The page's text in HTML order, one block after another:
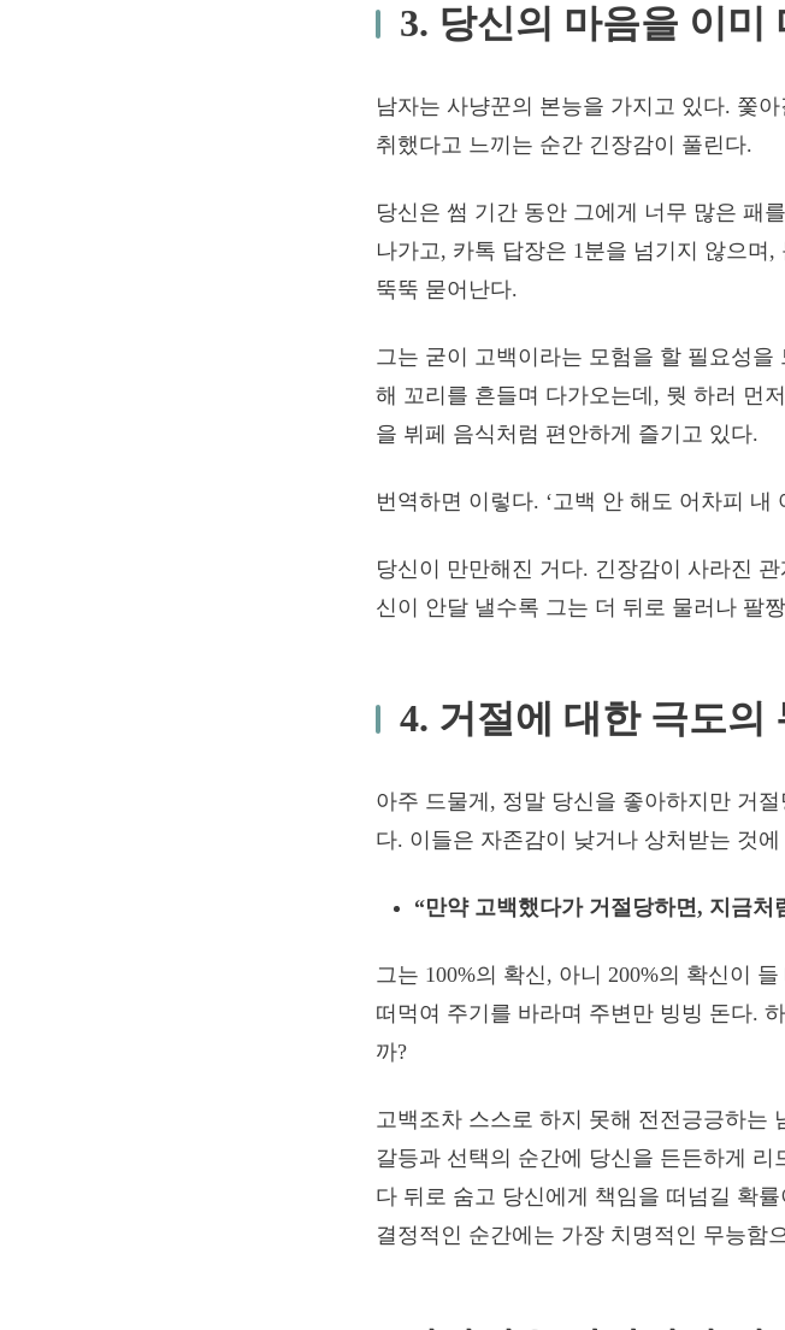
3. 당신의 마음을 이미
남자는 사냥꾼의 본능을 가지고 있다. 쫓
취했다고 느끼는 순간 긴장감이 풀린다.
당신은 썸 기간 동안 그에게 너무 많은 패
나가고, 카톡 답장은 1분을 넘기지 않으며,
뚝뚝 묻어난다.
그는 굳이 고백이라는 모험을 할 필요성
해 꼬리를 흔들며 다가오는데, 뭣 하러 먼
을 뷔페 음식처럼 편안하게 즐기고 있다.
번역하면 이렇다. ‘고백 안 해도 어차피 내
당신이 만만해진 거다. 긴장감이 사라진
신이 안달 낼수록 그는 더 뒤로 물러나 팔
4. 거절에 대한 극도의
아주 드물게, 정말 당신을 좋아하지만 거
다. 이들은 자존감이 낮거나 상처받는 것
“만약 고백했다가 거절당하면, 지금
그는 100%의 확신, 아니 200%의 확신이
떠먹여 주기를 바라며 주변만 빙빙 돈다.
까?
고백조차 스스로 하지 못해 전전긍긍하는
갈등과 선택의 순간에 당신을 든든하게
다 뒤로 숨고 당신에게 책임을 떠넘길 확
결정적인 순간에는 가장 치명적인 무능함